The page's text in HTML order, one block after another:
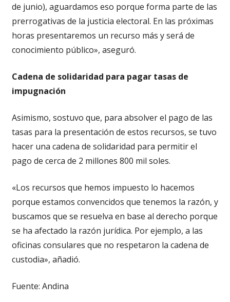
de junio), aguardamos eso porque forma parte de las
prerrogativas de la justicia electoral. En las próximas
horas presentaremos un recurso más y será de
conocimiento público», aseguró.
Cadena de solidaridad para pagar tasas de
impugnación
Asimismo, sostuvo que, para absolver el pago de las
tasas para la presentación de estos recursos, se tuvo
hacer una cadena de solidaridad para permitir el
pago de cerca de 2 millones 800 mil soles.
«Los recursos que hemos impuesto lo hacemos
porque estamos convencidos que tenemos la razón, y
buscamos que se resuelva en base al derecho porque
se ha afectado la razón jurídica. Por ejemplo, a las
oficinas consulares que no respetaron la cadena de
custodia», añadió.
Fuente: Andina